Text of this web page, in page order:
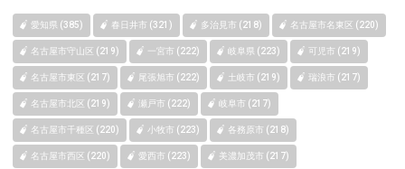
愛知県 (385) 春日井市 (321) 多治見市 (218) 名古屋市名東区 (220)
名古屋市守山区 (219) 一宮市 (222) 岐阜県 (223) 可児市 (219)
名古屋市東区 (217) 尾張旭市 (222) 土岐市 (219) 瑞浪市 (217)
名古屋市北区 (219) 瀬戸市 (222) 岐阜市 (217)
名古屋市千種区 (220) 小牧市 (223) 各務原市 (218)
名古屋市西区 (220) 愛西市 (223) 美濃加茂市 (217)